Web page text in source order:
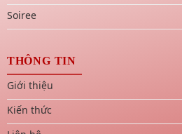
Soiree
THÔNG TIN
Giới thiệu
Kiến thức